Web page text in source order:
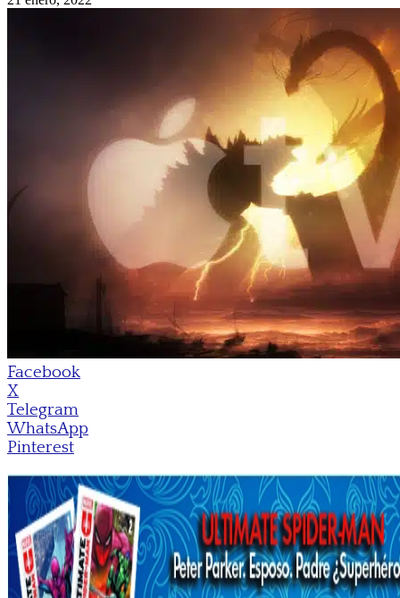
Facebook
X
Telegram
WhatsApp
Pinterest